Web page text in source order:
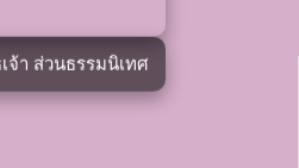
จ้า ส่วนธรรมนิเทศ